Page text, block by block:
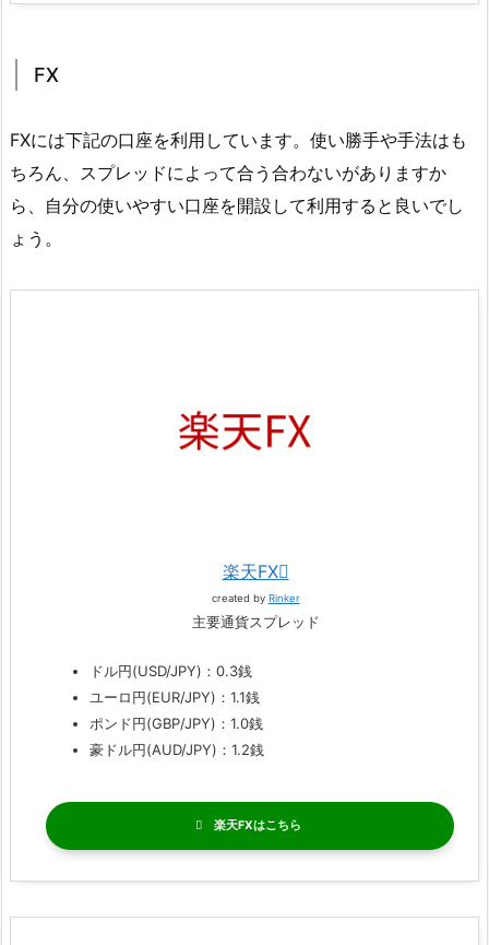
FX
FXには下記の口座を利用しています。使い勝手や手法はも
ちろん、スプレッドによって合う合わないがありますか
ら、自分の使いやすい口座を開設して利用すると良いでし
ょう。
楽天FX
created by Rinker
主要通貨スプレッド
ドル円(USD/JPY)：0.3銭
ユーロ円(EUR/JPY)：1.1銭
ポンド円(GBP/JPY)：1.0銭
豪ドル円(AUD/JPY)：1.2銭
楽天FX